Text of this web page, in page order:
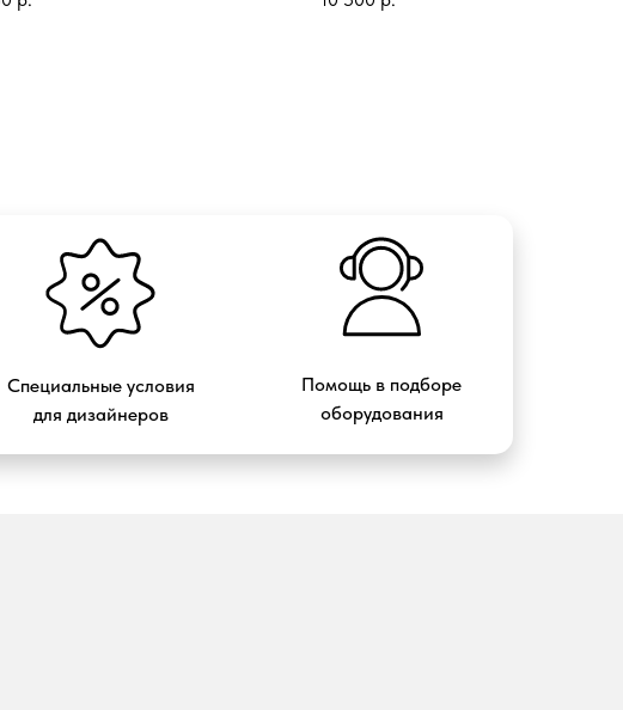
Специальные условия
для дизайнеров
Помощь в подборе
оборудования